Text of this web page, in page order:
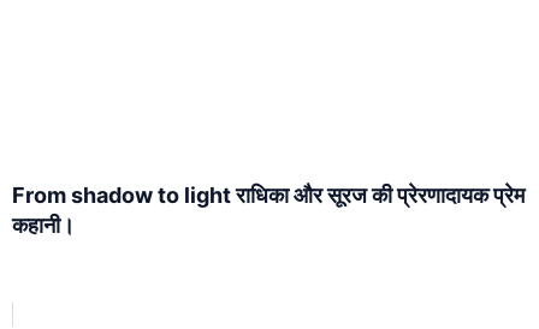
From shadow to light राधिका और सूरज की प्रेरणादायक प्रेम
कहानी।